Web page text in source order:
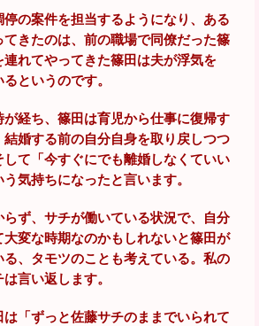
の案件を担当するようになり、ある
てきたのは、前の職場で同僚だった篠
連れてやってきた篠田は夫が浮気を
というのです。
が経ち、篠田は育児から仕事に復帰す
結婚する前の自分自身を取り戻しつつ
て「今すぐにでも離婚しなくていい
気持ちになったと言います。
らず、サチが働いている状況で、自分
大変な時期なのかもしれないと篠田が
、タモツのことも考えている。私の
言い返します。
「ずっと佐藤サチのままでいられて